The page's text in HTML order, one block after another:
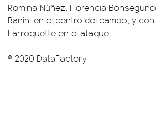
Romina Núñez, Florencia
Banini en el centro del campo; y
Larroquette en el ataque.
© 2020 DataFactory